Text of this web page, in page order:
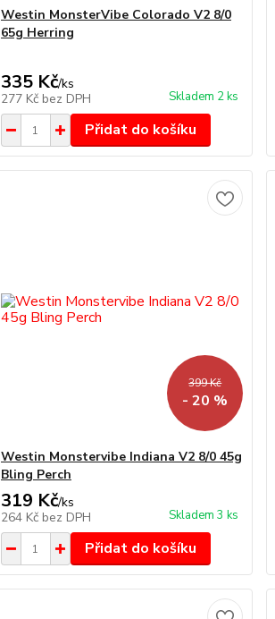
Westin MonsterVibe Colorado V2 8/0
65g Herring
335 Kč/ks
277 Kč bez DPH Skladem 2 ks
Přidat do košíku
399 Kč
- 20 %
Westin Monstervibe Indiana V2 8/0 45g
Bling Perch
319 Kč/ks
264 Kč bez DPH Skladem 3 ks
Přidat do košíku